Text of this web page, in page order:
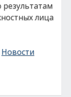
результатам
лица
Новости